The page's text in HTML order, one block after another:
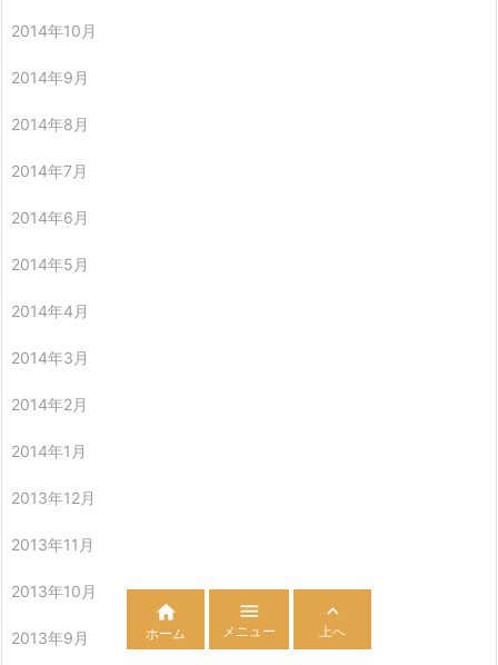
2014年10月
2014年9月
2014年8月
2014年7月
2014年6月
2014年5月
2014年4月
2014年3月
2014年2月
2014年1月
2013年12月
2013年11月
2013年10月
2013年9月

ホーム

メニュー

上へ